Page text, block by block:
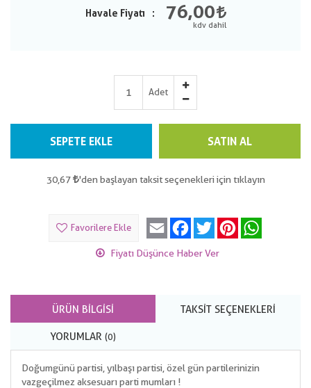
Havale Fiyatı 76,00
Adet
SEPETE EKLE SATIN AL
30,67 'den başlayan taksit seçenekleri için tıklayın
Favorilere Ekle Email Facebook
Twitter Pinterest
Fiyatı Düşünce Haber Ver
ÜRÜN BILGISI TAKSIT SEÇENEKLERI
YORUMLAR (0)
Doğumgünü partisi, yılbaşı partisi, özel gün partilerinizin
vazgeçilmez aksesuarı parti mumları !